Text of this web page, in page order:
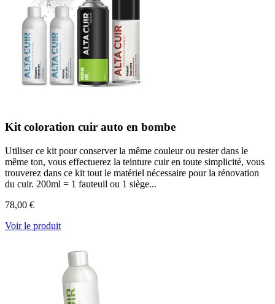
Kit coloration cuir auto en bombe
Utiliser ce kit pour conserver la même couleur ou rester dans le
même ton, vous effectuerez la teinture cuir en toute simplicité, vous
trouverez dans ce kit tout le matériel nécessaire pour la rénovation
du cuir. 200ml = 1 fauteuil ou 1 siège...
78,00 €
Voir le produit